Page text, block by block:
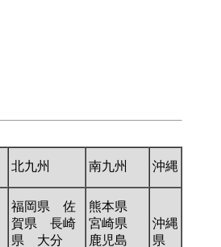
北九州 南九州 沖縄
福岡県 佐
賀県 長崎
県 大分
熊本県
宮崎県
鹿児島
沖縄
県